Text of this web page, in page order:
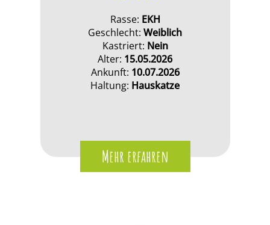
Rasse: EKH
Geschlecht: Weiblich
Kastriert: Nein
Alter: 15.05.2026
Ankunft: 10.07.2026
Haltung: Hauskatze
Mehr erfahren